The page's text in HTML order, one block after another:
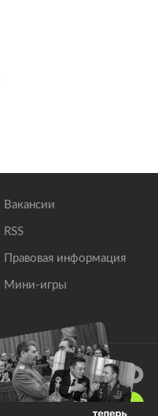
Вакансии
RSS
Правовая информация
Мини-игры